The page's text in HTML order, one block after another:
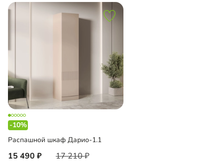
-10%
Распашной шкаф Дарио-1.1
15 490 17 210